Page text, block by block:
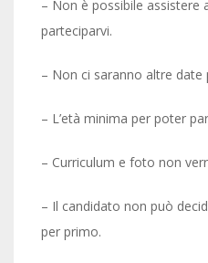
– Non è possibile assistere
parteciparvi.
– Non ci saranno altre date
– L’età minima per poter
– Curriculum e foto non
– Il candidato non può
per primo.